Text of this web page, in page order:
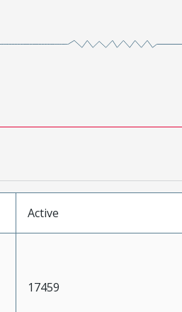
Active
17459